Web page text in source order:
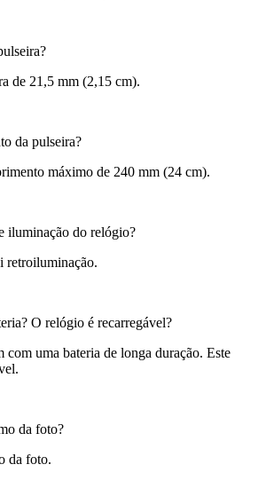
de 21,5 mm (2,15 cm).
da pulseira?
máximo de 240 mm (24 cm).
iluminação do relógio?
retroiluminação.
O relógio é recarregável?
uma bateria de longa duração. Este
da foto?
da foto.